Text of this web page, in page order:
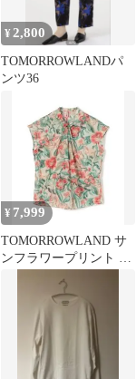
¥2,800
TOMORROWLANDパ
ンツ36
¥ 7,999
TOMORROWLAND サ
ンフラワープリント ネ